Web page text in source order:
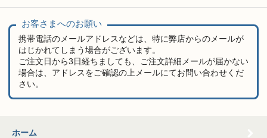
お客さまへのお願い
携帯電話のメールアドレスなどは、特に弊店からのメールが
はじかれてしまう場合がございます。
ご注文日から3日経ちましても、ご注文詳細メールが届かない
場合は、アドレスをご確認の上メールにてお問い合わせくだ
さい。
ホーム